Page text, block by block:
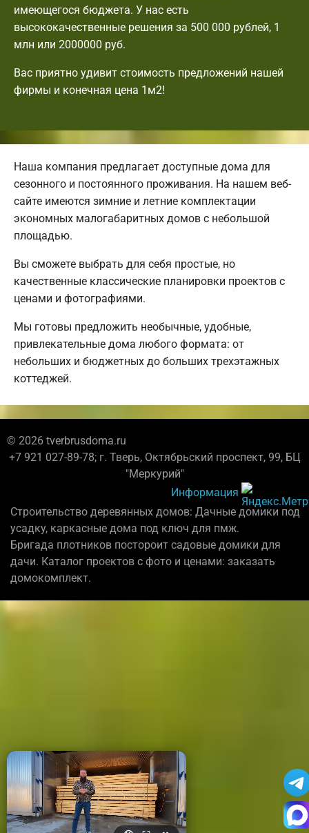
имеющегося бюджета. У нас есть
высококачественные решения за 500 000 рублей, 1
млн или 2000000 руб.
Вас приятно удивит стоимость предложений нашей
фирмы и конечная цена 1м2!
Наша компания предлагает доступные дома для
сезонного и постоянного проживания. На нашем веб-
сайте имеются зимние и летние комплектации
экономных малогабаритных домов с небольшой
площадью.
Вы сможете выбрать для себя простые, но
качественные классические планировки проектов с
ценами и фотографиями.
Мы готовы предложить необычные, удобные,
привлекательные дома любого формата: от
небольших и бюджетных до больших трехэтажных
коттеджей.
© 2026 tverbrusdoma.ru
+7 921 027-89-78; г. Тверь, Октябрьский проспект, 99, БЦ
"Меркурий"
Информация
Строительство деревянных домов: Дачные домики под
усадку, каркасные дома под ключ для пмж.
Бригада плотников постороит садовые домики для
дачи. Каталог проектов с фото и ценами: заказать
домокомплект.